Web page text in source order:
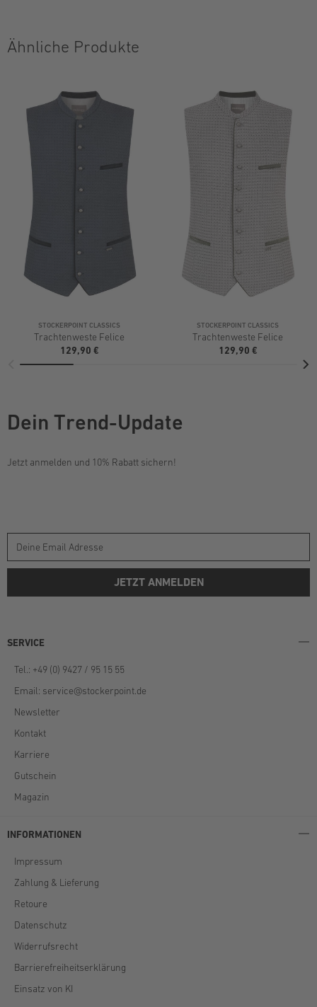
Ähnliche Produkte
STOCKERPOINT CLASSICS
Trachtenweste Felice
129,90 €
STOCKERPOINT CLASSICS
Trachtenweste Felice
129,90 €
Dein Trend-Update
Jetzt anmelden und 10% Rabatt sichern!
JETZT ANMELDEN
SERVICE
Tel.: +49 (0) 9427 / 95 15 55
Email: service@stockerpoint.de
Newsletter
Kontakt
Karriere
Gutschein
Magazin
INFORMATIONEN
Impressum
Zahlung & Lieferung
Retoure
Datenschutz
Widerrufsrecht
Barrierefreiheitserklärung
Einsatz von KI